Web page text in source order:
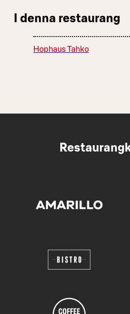
I denna restaurang
Hophaus Tahko